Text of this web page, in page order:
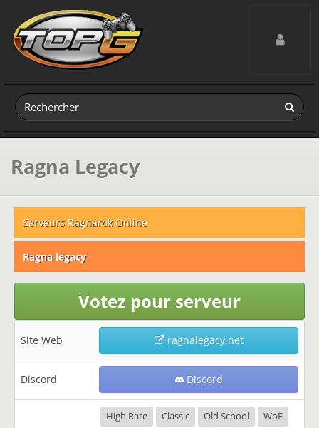
Toggle
Ragna Legacy
Serveurs Ragnarok Online
Ragna legacy
Votez pour serveur
Site Web ragnalegacy.net
Discord Discord
High Rate Classic Old School
WoE